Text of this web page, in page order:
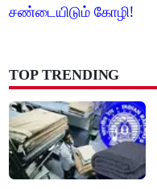
சண்டையிடும் கோழி!
TOP TRENDING